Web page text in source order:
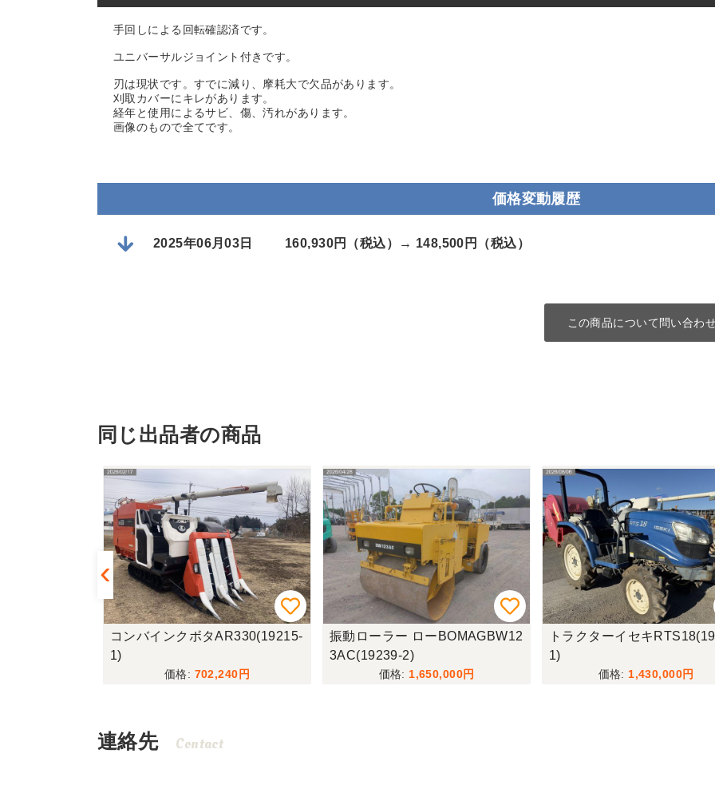
手回しによる回転確認済です。
ユニバーサルジョイント付きです。
刃は現状です。すでに減り、摩耗大で欠品があります。
刈取カバーにキレがあります。
経年と使用によるサビ、傷、汚れがあります。
画像のもので全てです。
価格変動履歴
2025年06月03日 160,930円（税込）→ 148,500円（税込）
この商品について問い合わ
同じ出品者の商品
コンバインクボタAR330(19215-
1)
702,240
振動ローラー ローBOMAGBW12
3AC(19239-2)
1,650,000
トラクターイセキ
1)
1,430,000
連絡先 Contact